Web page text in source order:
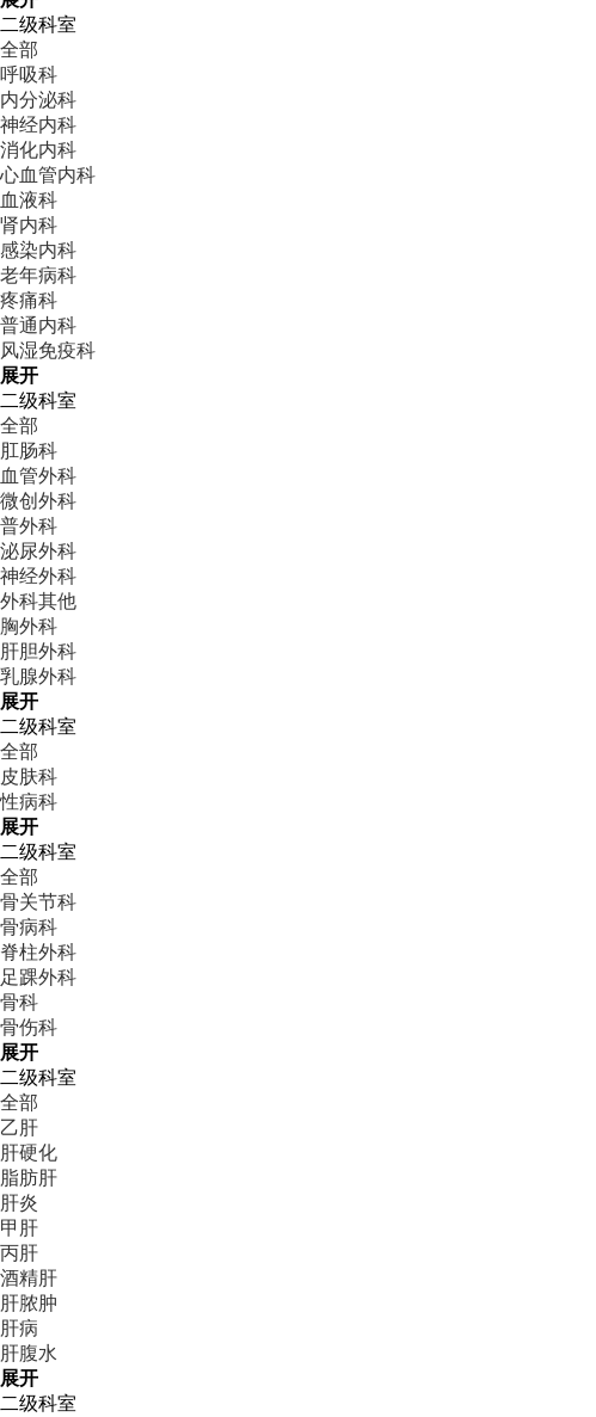
二级科室
全部
呼吸科
内分泌科
神经内科
消化内科
心血管内科
血液科
肾内科
感染内科
老年病科
疼痛科
普通内科
风湿免疫科
展开
二级科室
全部
肛肠科
血管外科
微创外科
普外科
泌尿外科
神经外科
外科其他
胸外科
肝胆外科
乳腺外科
展开
二级科室
全部
皮肤科
性病科
展开
二级科室
全部
骨关节科
骨病科
脊柱外科
足踝外科
骨科
骨伤科
展开
二级科室
全部
乙肝
肝硬化
脂肪肝
肝炎
甲肝
丙肝
酒精肝
肝脓肿
肝病
肝腹水
展开
二级科室